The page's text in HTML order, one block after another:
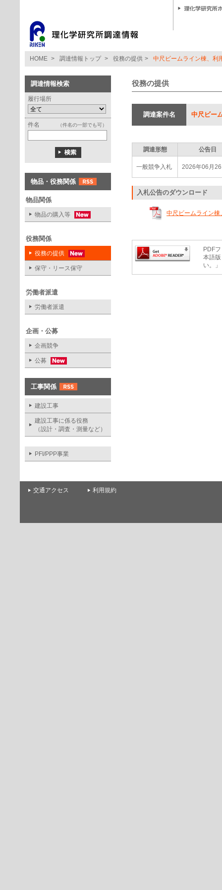
HOME > 調達情報トップ > 役務の提供 > 中尺ビームライン棟、
調達情報検索
履行場所
件名 （件名の一部でも可）
物品・役務関係
物品関係
物品の購入等
役務関係
役務の提供
保守・リース保守
労働者派遣
労働者派遣
企画・公募
企画競争
公募
工事関係
建設工事
建設工事に係る役務
（設計・調査・測量など）
PFI/PPP事業
役務の提供
調達案件名 中尺ビー
調達形態 公告日
一般競争入札 2026年06月
入札公告のダウンロード
中尺ビームライン
PDF
本語
い。」
交通アクセス 利用規約